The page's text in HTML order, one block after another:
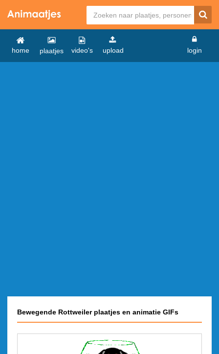
home plaatjes video's upload login
Bewegende Rottweiler plaatjes en animatie GIFs